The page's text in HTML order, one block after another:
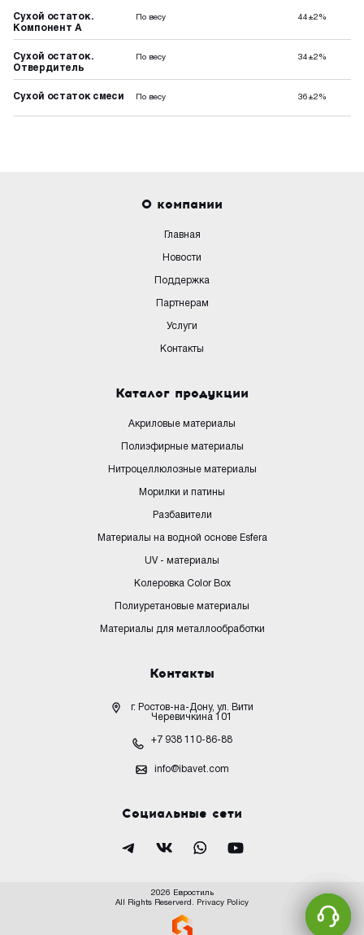
Сухой остаток.
Компонент А
По весу 44±2%
Сухой остаток.
Отвердитель
По весу 34±2%
Сухой остаток смеси По весу 36±2%
О компании
Главная
Новости
Поддержка
Партнерам
Услуги
Контакты
Каталог продукции
Акриловые материалы
Полиэфирные материалы
Нитроцеллюлозные материалы
Морилки и патины
Разбавители
Материалы на водной основе Esfera
UV - материалы
Колеровка Color Box
Полиуретановые материалы
Материалы для металлообработки
Контакты
г. Ростов-на-Дону, ул. Вити
Черевичкина 101
+7 938 110-86-88
info@ibavet.com
Социальные сети
2026 Евростиль
All Rights Reserverd.
Privacy Policy